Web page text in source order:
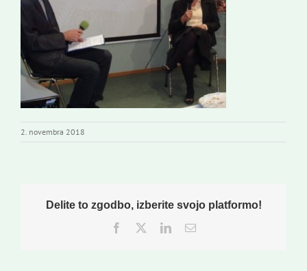
Novi odmev – naše glasilo
Založništvo
Koristne informacije
2. novembra 2018
Delite to zgodbo, izberite svojo platformo!
Facebook
TwitterLinkedInEmail